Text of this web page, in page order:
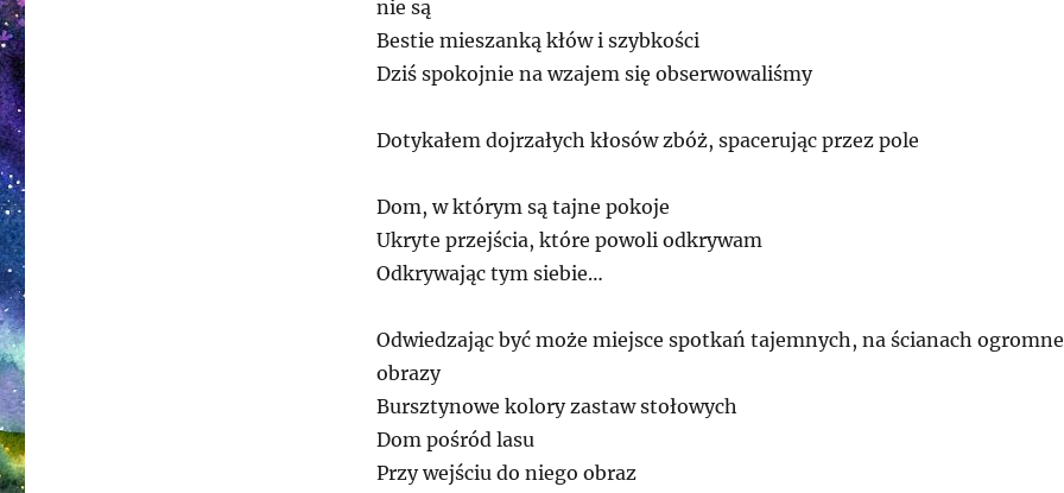
nie są
Bestie mieszanką kłów i szybkości
Dziś spokojnie na wzajem się obserwowaliśmy
Dotykałem dojrzałych kłosów zbóż, spacerując przez pole
Dom, w którym są tajne pokoje
Ukryte przejścia, które powoli odkrywam
Odkrywając tym siebie…
Odwiedzając być może miejsce spotkań tajemnych, na ścianach ogromne
obrazy
Bursztynowe kolory zastaw stołowych
Dom pośród lasu
Przy wejściu do niego obraz